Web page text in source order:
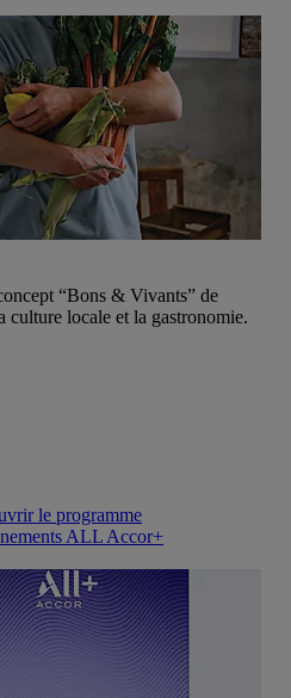
“Bons & Vivants” de
culture locale et la gastronomie.
le programme
ALL Accor+